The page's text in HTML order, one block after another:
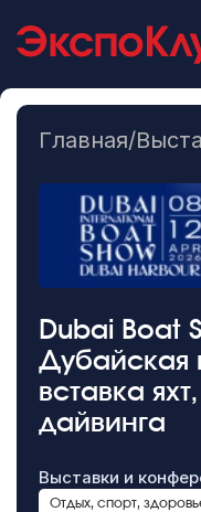
Главная/
Dubai Boat
Дубайская
вставка
дайвинга
Выставки и
Отдых, спорт,